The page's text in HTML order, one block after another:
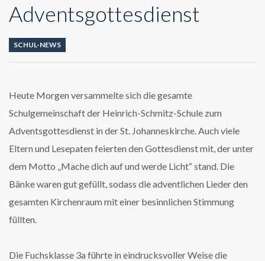
Adventsgottesdienst
SCHUL-NEWS
Heute Morgen versammelte sich die gesamte
Schulgemeinschaft der Heinrich-Schmitz-Schule zum
Adventsgottesdienst in der St. Johanneskirche. Auch viele
Eltern und Lesepaten feierten den Gottesdienst mit, der unter
dem Motto „Mache dich auf und werde Licht“ stand. Die
Bänke waren gut gefüllt, sodass die adventlichen Lieder den
gesamten Kirchenraum mit einer besinnlichen Stimmung
füllten.
Die Fuchsklasse 3a führte in eindrucksvoller Weise die